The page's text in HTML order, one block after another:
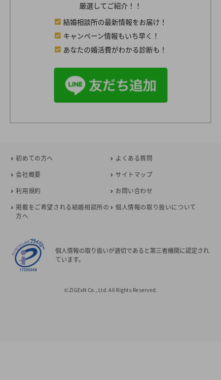
厳選してご紹介！！
結婚相談所の最新情報をお届け！
キャンペーン情報もいち早く！
あなたの婚活費がわかる診断も！
初めての方へ
よくある質問
会社概要
サイトマップ
利用規約
お問い合わせ
掲載をご希望される結婚相談所の
方へ
個人情報の取り扱いについて
個人情報の取り扱いが適切であると第三者機関に認定され
ています。
© ZIGExN Co., Ltd. All Rights Reserved.